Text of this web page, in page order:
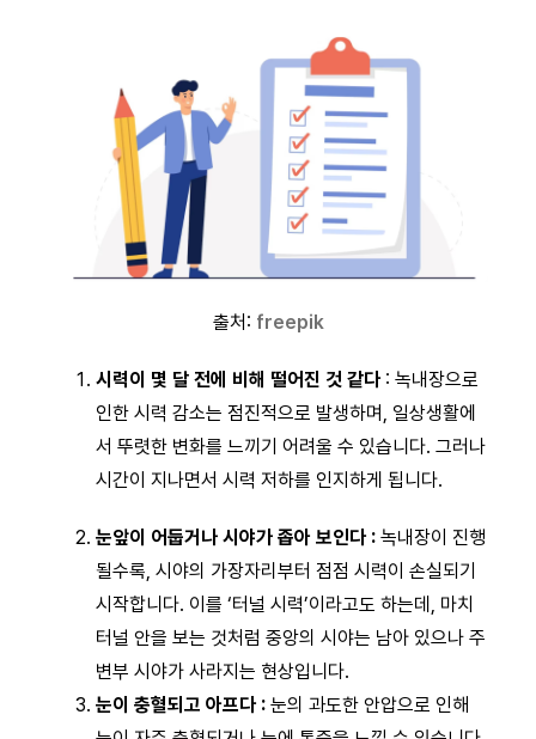
출처: freepik
시력이 몇 달 전에 비해 떨어진 것 같다 : 녹내장으로
인한 시력 감소는 점진적으로 발생하며, 일상생활에
서 뚜렷한 변화를 느끼기 어려울 수 있습니다. 그러나
시간이 지나면서 시력 저하를 인지하게 됩니다.
눈앞이 어둡거나 시야가 좁아 보인다 : 녹내장이 진행
될수록, 시야의 가장자리부터 점점 시력이 손실되기
시작합니다. 이를 ‘터널 시력’이라고도 하는데, 마치
터널 안을 보는 것처럼 중앙의 시야는 남아 있으나 주
변부 시야가 사라지는 현상입니다.
눈이 충혈되고 아프다 : 눈의 과도한 안압으로 인해